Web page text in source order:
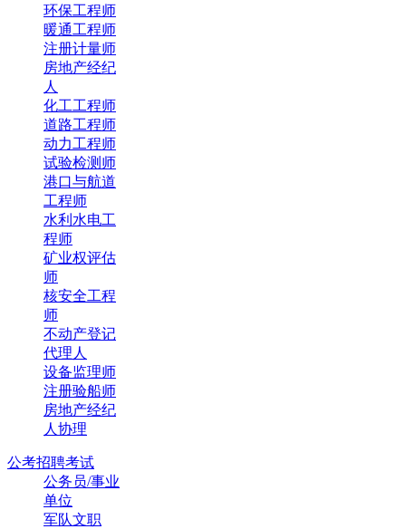
环保工程师
暖通工程师
注册计量师
房地产经纪
人
化工工程师
道路工程师
动力工程师
试验检测师
港口与航道
工程师
水利水电工
程师
矿业权评估
师
核安全工程
师
不动产登记
代理人
设备监理师
注册验船师
房地产经纪
人协理
公考招聘考试
公务员/事业
单位
军队文职